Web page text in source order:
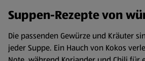
Suppen-Rezepte von
Die passenden Gewürze und Kräuter
jeder Suppe. Ein Hauch von Kokos